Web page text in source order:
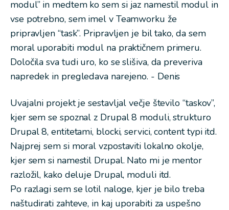
modul” in medtem ko sem si jaz namestil modul in
vse potrebno, sem imel v Teamworku že
pripravljen “task”. Pripravljen je bil tako, da sem
moral uporabiti modul na praktičnem primeru.
Določila sva tudi uro, ko se slišiva, da preveriva
napredek in pregledava narejeno. - Denis
Uvajalni projekt je sestavljal večje število “taskov”,
kjer sem se spoznal z Drupal 8 moduli, strukturo
Drupal 8, entitetami, blocki, servici, content typi itd.
Najprej sem si moral vzpostaviti lokalno okolje,
kjer sem si namestil Drupal. Nato mi je mentor
razložil, kako deluje Drupal, moduli itd.
Po razlagi sem se lotil naloge, kjer je bilo treba
naštudirati zahteve, in kaj uporabiti za uspešno